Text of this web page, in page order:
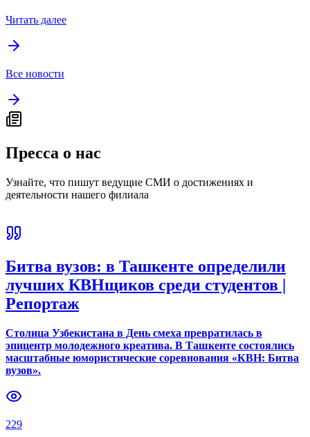
Читать далее
Все новости
Пресса о нас
Узнайте, что пишут ведущие СМИ о достижениях и
деятельности нашего филиала
Битва вузов: в Ташкенте определили
лучших КВНщиков среди студентов |
Репортаж
Столица Узбекистана в День смеха превратилась в
эпицентр молодежного креатива. В Ташкенте состоялись
масштабные юмористические соревнования «КВН: Битва
вузов».
229